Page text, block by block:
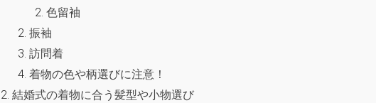
色留袖
振袖
訪問着
着物の色や柄選びに注意！
結婚式の着物に合う髪型や小物選び